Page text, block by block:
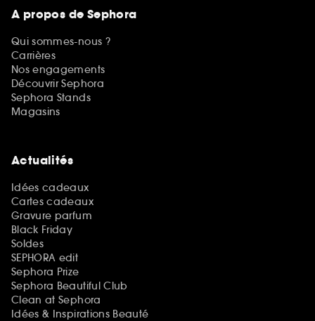
A propos de Sephora
Qui sommes-nous ?
Carrières
Nos engagements
Découvrir Sephora
Sephora Stands
Magasins
Actualités
Idées cadeaux
Cartes cadeaux
Gravure parfum
Black Friday
Soldes
SEPHORA edit
Sephora Prize
Sephora Beautiful Club
Clean at Sephora
Idées & Inspirations Beauté